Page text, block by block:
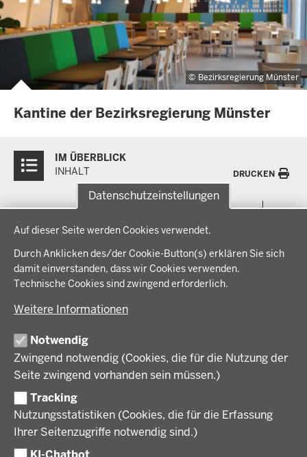
Datenschutzeinstellungen
Auf dieser Seite werden Cookies verwendet.
Durch Anklicken des/der Cookie-Button(s) erklären Sie sich
damit einverstanden, dass wir Cookies verwenden.
Technische Cookies sind zwingend erforderlich.
Weitere Informationen
Notwendig
Zwingend notwendig (Cookies, die für die Nutzung der
Seite zwingend vorhanden sein müssen.)
Tracking
Nutzungsstatistiken (Cookies, die für die Erfassung
Ihrer Seitenzugriffe notwendig sind.)
Bezirksregierung Münster
Kantine der Bezirksregierung Münster
Inhalte
IM ÜBERBLICK
INHALT
DRUCKEN
der
Fußzeile
THEMEN
Bauen, Planen und Verkehr
Bildung, Schule und Sport
Regionalplanung und Regionalrat
Wirtschaft, Kultur und Kommunales
IM FOKUS
Energiewende AG
Zusammenarbeit mit den Niederlanden
BEZIRKSREGIERUNG
Regierungsbezirk Münster
Geschichte und Gegenwart
Behördenleitung
Förderlotsinnen und Förderlotsen
KARRIERE UND AUSBILDUNG
Stellenangebote
Ausbildung
Volljurist:in
Praktikum
VERFAHREN UND BEKANNTMACHUNGEN
Amtsblatt
Verfahrensübersichten
PRESSE